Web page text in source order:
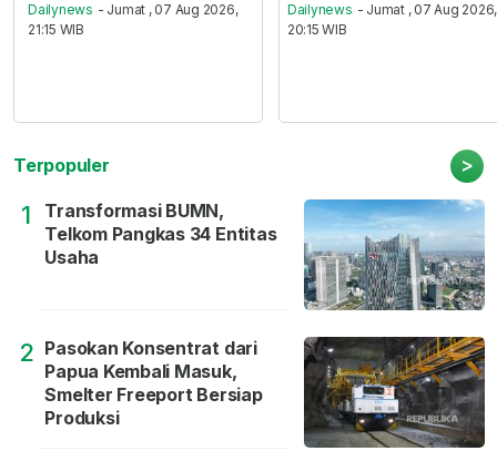
Dailynews - Jumat , 07 Aug 2026,
21:15 WIB
Dailynews - Jumat , 07 Aug 2026,
20:15 WIB
Terpopuler >
1
Transformasi BUMN,
Telkom Pangkas 34 Entitas
Usaha
2 Pasokan Konsentrat dari
Papua Kembali Masuk,
Smelter Freeport Bersiap
Produksi